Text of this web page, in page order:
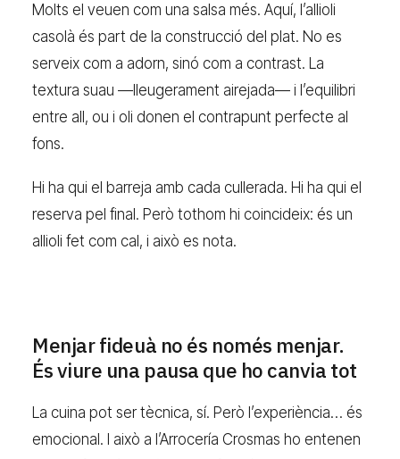
Molts el veuen com una salsa més. Aquí, l’allioli
casolà és part de la construcció del plat. No es
serveix com a adorn, sinó com a contrast. La
textura suau —lleugerament airejada— i l’equilibri
entre all, ou i oli donen el contrapunt perfecte al
fons.
Hi ha qui el barreja amb cada cullerada. Hi ha qui el
reserva pel final. Però tothom hi coincideix: és un
allioli fet com cal, i això es nota.
Menjar fideuà no és només menjar.
És viure una pausa que ho canvia tot
La cuina pot ser tècnica, sí. Però l’experiència… és
emocional. I això a l’Arrocería Crosmas ho entenen